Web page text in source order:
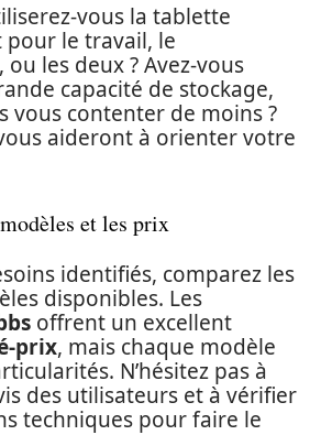
vous la tablette
le travail, le
les deux ? Avez-vous
capacité de stockage,
vous contenter de moins ?
aideront à orienter votre
et les prix
identifiés, comparez les
disponibles. Les
offrent un excellent
prix, mais chaque modèle
N’hésitez pas à
des utilisateurs et à vérifier
techniques pour faire le